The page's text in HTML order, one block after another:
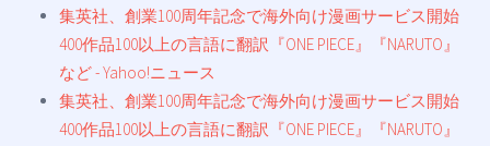
集英社、創業100周年記念で海外向け漫画サービス開始
400作品100以上の言語に翻訳『ONE PIECE』『NARUTO』
など - Yahoo!ニュース
集英社、創業100周年記念で海外向け漫画サービス開始
400作品100以上の言語に翻訳『ONE PIECE』『NARUTO』